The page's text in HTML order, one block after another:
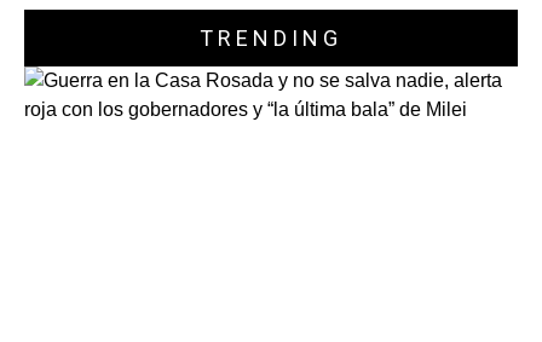
TRENDING